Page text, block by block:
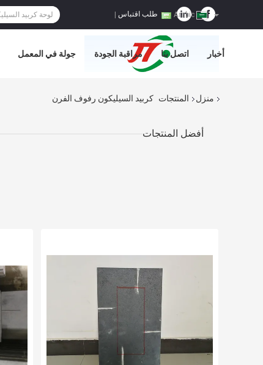
طلب اقتباس
جولة في المعمل مراقبة الجودة اتصل بنا أخبار
منزل
المنتجات كربيد السيليكون رفوف الفرن
أفضل المنتجات